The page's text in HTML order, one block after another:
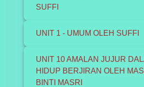
SUFFI
UNIT 1 - UMUM OLEH SUFFI
UNIT 10 AMALAN JUJUR
HIDUP BERJIRAN OLEH
BINTI MASRI